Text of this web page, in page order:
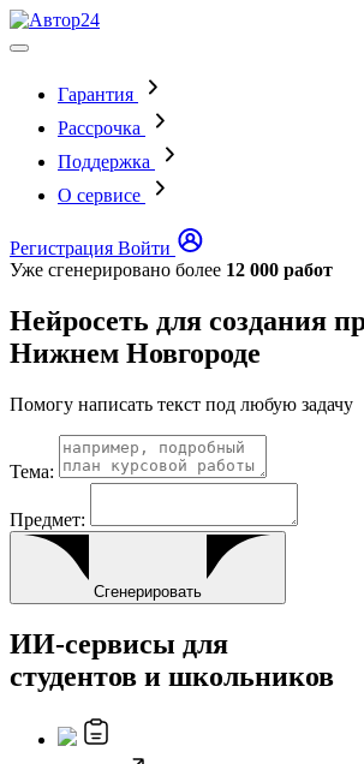
Гарантия
Рассрочка
Поддержка
О сервисе
Регистрация Войти
Уже сгенерировано более 12 000 работ
Нейросеть для создания
Нижнем Новгороде
Помогу написать текст под любую задачу
Тема:
Предмет:
Сгенерировать
ИИ-сервисы для
студентов и школьников